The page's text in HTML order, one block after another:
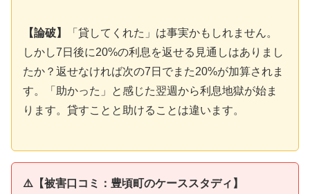
【論破】
「貸してくれた」は事実かもしれません。
しかし7日後に20%の利息を返せる見通しはありまし
たか？返せなければ次の7日でまた20%が加算されま
す。「助かった」と感じた翌週から利息地獄が始ま
ります。貸すことと助けることは違います。
⚠️【被害口コミ：豊頃町のケーススタディ】